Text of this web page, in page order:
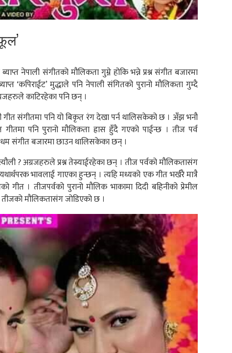
नेपाली संगीतको मौलिकता गुम्ने होकि भन्ने प्रश्न संगीत बजारमा
‘कपिराईट’ मुद्धाले पनि नेपाली संगितको पुरानो मौलिकता गुम्दै
काटिरहेका पनि छन् ।
संगीतमा पनि यो बिकृत रंग देखा पर्न थालिसकेको छ । अँझ भनौ
पनि पुरानो मौलिकता ह्रास हुँदै गएको पाईन्छ । तीज पर्व
संगीत बजारमा छाउन थालिसकेका छन् ।
? अग्रजहरुले प्रश्न तेस्र्याईरहेका छन् । तीज पर्वको मौलिकतासंग
भावलाई गाएका हुन्छन् । त्यहि मध्यको एक गीत भर्खरै मात्रै
। तीजपर्वको पुरानो मौलिक भाकामा दिदी बहिनीको प्रेमील
तीजको मौलिकतासंग जोडिएको छ ।